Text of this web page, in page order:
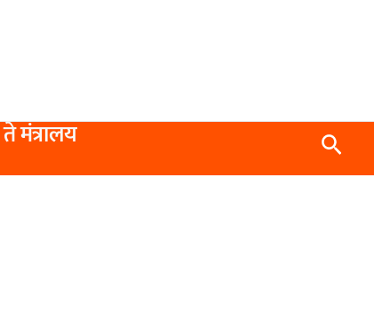
मंत्रालय